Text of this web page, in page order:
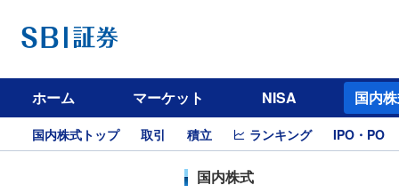
ホーム マーケット NISA 国内
国内株式トップ 取引 積立 ランキング IPO・PO
国内株式